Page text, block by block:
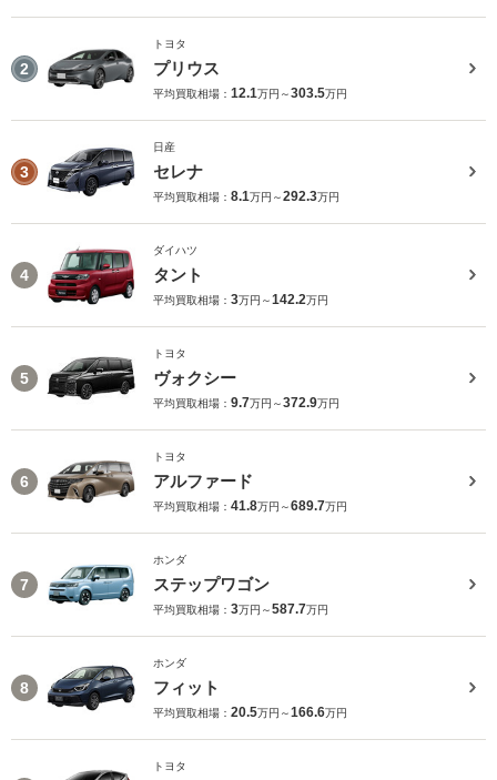
2
トヨタ
プリウス
平均買取相場： 12.1万円～303.5万円
3
日産
セレナ
平均買取相場： 8.1万円～292.3万円
4
ダイハツ
タント
平均買取相場： 3万円～142.2万円
5
トヨタ
ヴォクシー
平均買取相場： 9.7万円～372.9万円
6
トヨタ
アルファード
平均買取相場： 41.8万円～689.7万円
7
ホンダ
ステップワゴン
平均買取相場： 3万円～587.7万円
8
ホンダ
フィット
平均買取相場： 20.5万円～166.6万円
トヨタ